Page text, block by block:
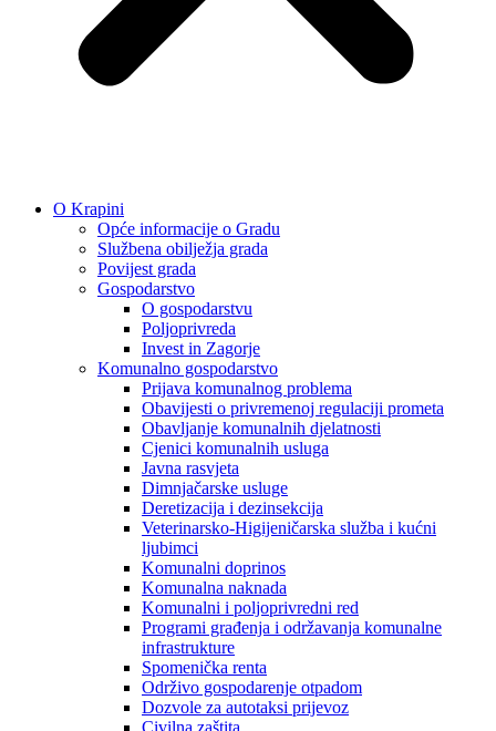
O Krapini
Opće informacije o Gradu
Službena obilježja grada
Povijest grada
Gospodarstvo
O gospodarstvu
Poljoprivreda
Invest in Zagorje
Komunalno gospodarstvo
Prijava komunalnog problema
Obavijesti o privremenoj regulaciji prometa
Obavljanje komunalnih djelatnosti
Cjenici komunalnih usluga
Javna rasvjeta
Dimnjačarske usluge
Deretizacija i dezinsekcija
Veterinarsko-Higijeničarska služba i kućni
ljubimci
Komunalni doprinos
Komunalna naknada
Komunalni i poljoprivredni red
Programi građenja i održavanja komunalne
infrastrukture
Spomenička renta
Održivo gospodarenje otpadom
Dozvole za autotaksi prijevoz
Civilna zaštita